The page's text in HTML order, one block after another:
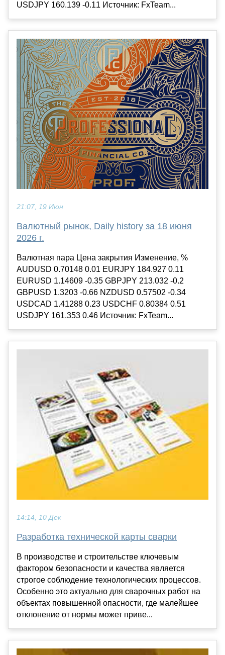
USDJPY 160.139 -0.11 Источник: FxTeam...
21:07, 19 Июн
Валютный рынок, Daily history за 18 июня
2026 г.
Валютная пара Цена закрытия Изменение, %
AUDUSD 0.70148 0.01 EURJPY 184.927 0.11
EURUSD 1.14609 -0.35 GBPJPY 213.032 -0.2
GBPUSD 1.3203 -0.66 NZDUSD 0.57502 -0.34
USDCAD 1.41288 0.23 USDCHF 0.80384 0.51
USDJPY 161.353 0.46 Источник: FxTeam...
14:14, 10 Дек
Разработка технической карты сварки
В производстве и строительстве ключевым
фактором безопасности и качества является
строгое соблюдение технологических процессов.
Особенно это актуально для сварочных работ на
объектах повышенной опасности, где малейшее
отклонение от нормы может приве...